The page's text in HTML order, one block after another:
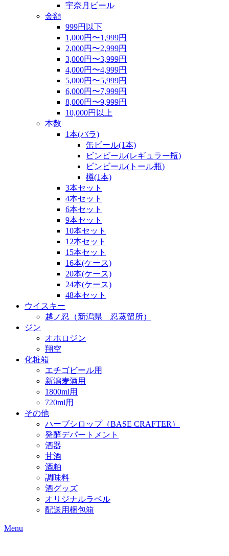
宇奈月ビール
金額
999円以下
1,000円〜1,999円
2,000円〜2,999円
3,000円〜3,999円
4,000円〜4,999円
5,000円〜5,999円
6,000円〜7,999円
8,000円〜9,999円
10,000円以上
本数
1本(バラ)
缶ビール(1本)
ビンビール(レギュラー瓶)
ビンビール(トール瓶)
樽(1本)
3本セット
4本セット
6本セット
9本セット
10本セット
12本セット
15本セット
16本(ケース)
20本(ケース)
24本(ケース)
48本セット
ウイスキー
越ノ忍（新潟県 忍蒸留所）
ジン
オホロジン
翔空
化粧箱
エチゴビール用
新潟麦酒用
1800ml用
720ml用
その他
ハーブシロップ（BASE CRAFTER）
発酵デパートメント
酒器
甘酒
酒粕
調味料
酒グッズ
オリジナルラベル
配送用梱包箱
Menu